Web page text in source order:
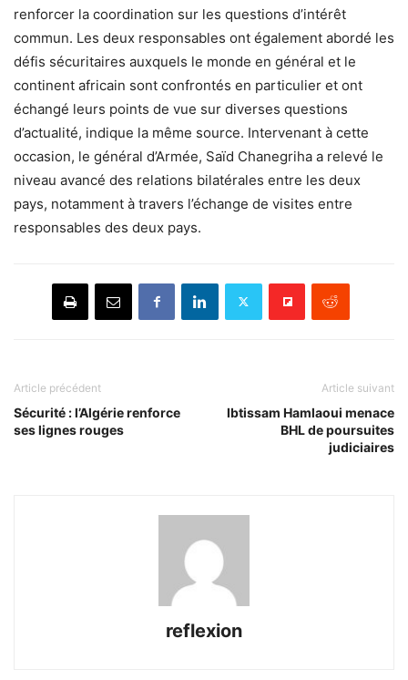
renforcer la coordination sur les questions d’intérêt
commun. Les deux responsables ont également abordé les
défis sécuritaires auxquels le monde en général et le
continent africain sont confrontés en particulier et ont
échangé leurs points de vue sur diverses questions
d’actualité, indique la même source. Intervenant à cette
occasion, le général d’Armée, Saïd Chanegriha a relevé le
niveau avancé des relations bilatérales entre les deux
pays, notamment à travers l’échange de visites entre
responsables des deux pays.
Article précédent
Sécurité : l’Algérie renforce
ses lignes rouges
Article suivant
Ibtissam Hamlaoui menace
BHL de poursuites
judiciaires
reflexion